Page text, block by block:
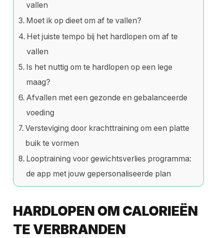
vallen
Moet ik op dieet om af te vallen?
Het juiste tempo bij het hardlopen om af te
vallen
Is het nuttig om te hardlopen op een lege
maag?
Afvallen met een gezonde en gebalanceerde
voeding
Versteviging door krachttraining om een ​​platte
buik te vormen
Looptraining voor gewichtsverlies programma:
de app met jouw gepersonaliseerde plan
HARDLOPEN OM CALORIEËN
TE VERBRANDEN